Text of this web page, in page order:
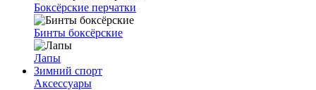
Боксёрские перчатки
Бинты боксёрские
Лапы
Зимний спорт
Аксессуары